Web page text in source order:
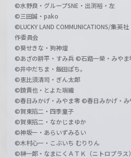
©水野良・グループSNE・出渕裕・左
©三田誠・pako
©LUCKY LAND COMMUNICATIONS/集英
作委員会
©葵せきな・狗神煌
©あざの耕平・すみ兵 ©石踏一榮・みやま
©井中だちま・飯田ぽち。
©恵比須清司・ぎん太郎
©鏡貴也・とよた瑣織
©春日みかげ・みやま零 ©春日みかげ・み
©賀東招二・四季童子
©賀東招二・なかじまゆか
©神坂一・あらいずみるい
©木村心一・こぶいち むりりん
©榊一郎・なまにくＡＴＫ（ニトロプラス）